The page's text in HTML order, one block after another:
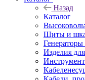
Назад
Каталог
Щиты и
Изделия